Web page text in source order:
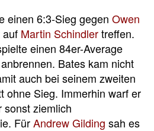
einen 6:3-Sieg gegen Owen
auf Martin Schindlertreffen.
einen 84er-Average
Bates kam nicht
auch bei seinem zweiten
ohne Sieg. Immerhin warf er
sonst ziemlich
FürAndrew Gilding sah es